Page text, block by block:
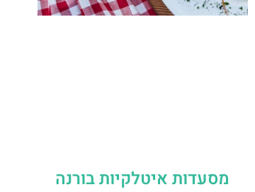
מסעדות איטלקיות בורנה